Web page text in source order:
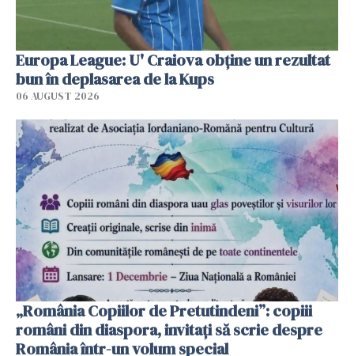
Europa League: U' Craiova obține un rezultat
bun în deplasarea de la Kups
06 AUGUST 2026
„România Copiilor de Pretutindeni”: copiii
români din diaspora, invitați să scrie despre
România într-un volum special